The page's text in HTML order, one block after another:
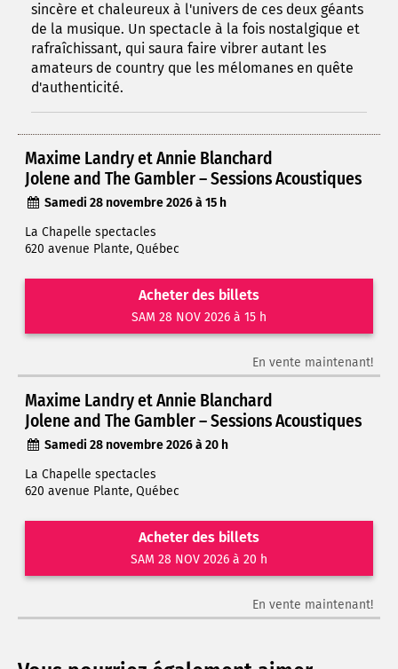
sincère et chaleureux à l'univers de ces deux géants
de la musique. Un spectacle à la fois nostalgique et
rafraîchissant, qui saura faire vibrer autant les
amateurs de country que les mélomanes en quête
d'authenticité.
Maxime Landry et Annie Blanchard
Jolene and The Gambler – Sessions Acoustiques
Samedi 28 novembre 2026 à 15 h
La Chapelle spectacles
620 avenue Plante, Québec
Acheter des billets
SAM 28 NOV 2026 à 15 h
En vente maintenant!
Maxime Landry et Annie Blanchard
Jolene and The Gambler – Sessions Acoustiques
Samedi 28 novembre 2026 à 20 h
La Chapelle spectacles
620 avenue Plante, Québec
Acheter des billets
SAM 28 NOV 2026 à 20 h
En vente maintenant!